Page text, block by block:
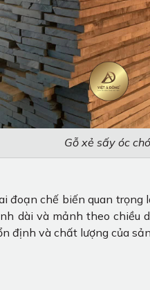
Gỗ xẻ sấy óc chó
đoạn chế biến quan trọng
dài và mảnh theo chiều
định và chất lượng của